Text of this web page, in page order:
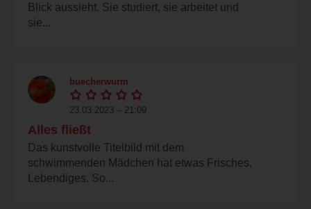
Blick aussieht. Sie studiert, sie arbeitet und
sie...
buecherwurm
23.03.2023 – 21:09
Alles fließt
Das kunstvolle Titelbild mit dem
schwimmenden Mädchen hat etwas Frisches,
Lebendiges. So...